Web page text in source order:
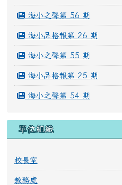
海小之聲第 56 期
海小品格報第 26 期
海小之聲第 55 期
海小品格報第 25 期
海小之聲第 54 期
單位組織
校長室
教務處